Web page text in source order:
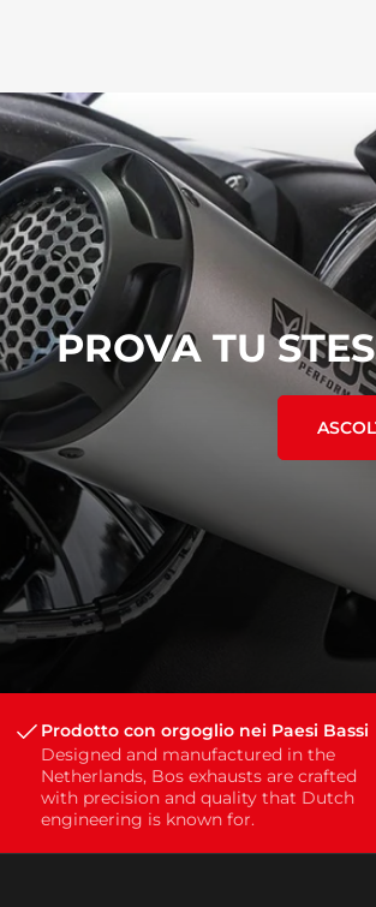
PROVA TU
Prodotto con orgoglio nei Paesi Bassi
Designed and manufactured in the
Netherlands, Bos exhausts are crafted
with precision and quality that Dutch
engineering is known for.